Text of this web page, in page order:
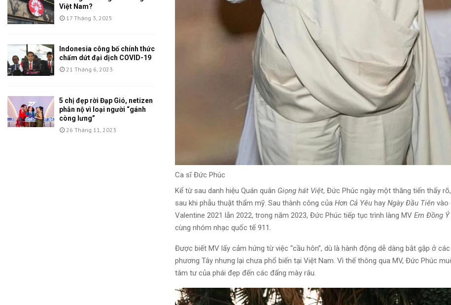
Ca sĩ Đức Phúc
Kể từ sau danh hiệu Quán quân Giọng hát Việt, Đức Phúc ngày một thăng tiến thấy
sau khi phẫu thuật thẩm mỹ. Sau thành công của Hơn Cả Yêu hay Ngày Đầu Tiên vào
Valentine 2021 lẫn 2022, trong năm 2023, Đức Phúc tiếp tục trình làng MV Em Đồng Ý
cùng nhóm nhạc quốc tế 911.
Được biết MV lấy cảm hứng từ việc “cầu hôn”, dù là hành động dễ dàng bắt gặp ở
phương Tây nhưng lại chưa phổ biến tại Việt Nam. Vì thế thông qua MV, Đức Phúc
tâm tư của phái đẹp đến các đấng mày râu.
Việt Nam?
17 Tháng 3, 2025
Indonesia công bố chính thức
chấm dứt đại dịch COVID-19
21 Tháng 6, 2023
5 chị đẹp rời Đạp Gió, netizen
phẫn nộ vì loại người “gánh
còng lưng”
26 Tháng 11, 2023